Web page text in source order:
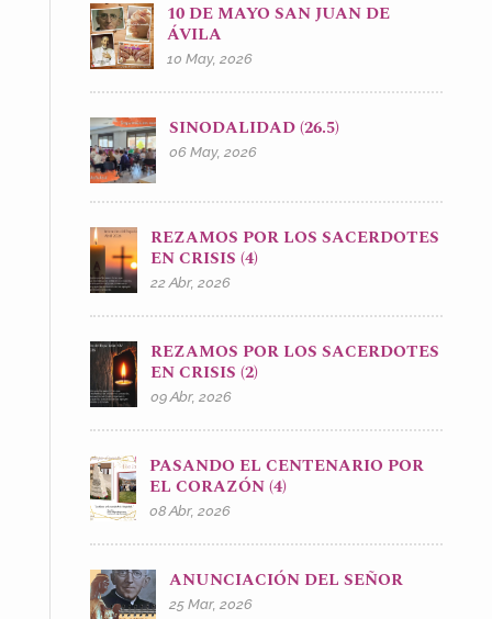
10 DE MAYO SAN JUAN DE
ÁVILA
10 May, 2026
SINODALIDAD (26.5)
06 May, 2026
REZAMOS POR LOS SACERDOTES
EN CRISIS (4)
22 Abr, 2026
REZAMOS POR LOS SACERDOTES
EN CRISIS (2)
09 Abr, 2026
PASANDO EL CENTENARIO POR
EL CORAZÓN (4)
08 Abr, 2026
ANUNCIACIÓN DEL SEÑOR
25 Mar, 2026